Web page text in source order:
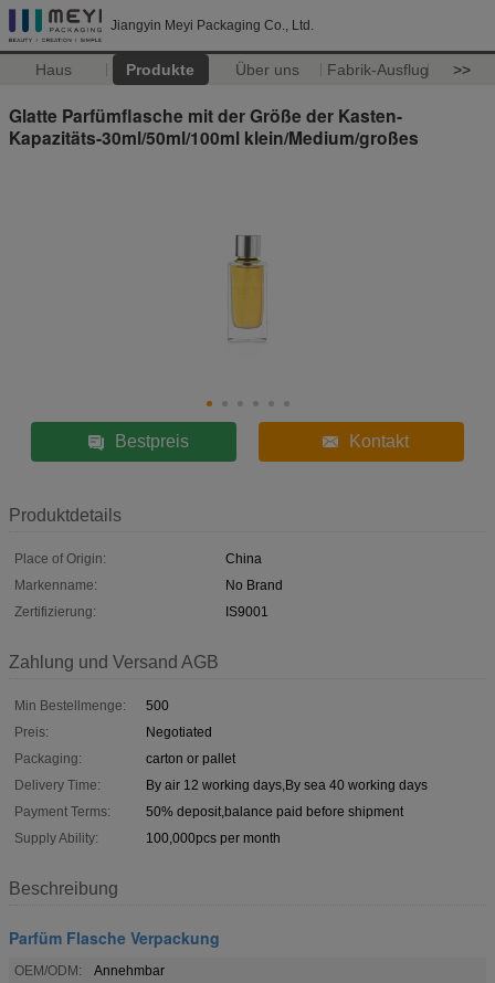
Jiangyin Meyi Packaging Co., Ltd.
Haus Produkte Über uns Fabrik-Ausflug >>
Glatte Parfümflasche mit der Größe der Kasten-
Kapazitäts-30ml/50ml/100ml klein/Medium/großes
Bestpreis Kontakt
Produktdetails
Place of Origin:
China
Markenname:
No Brand
Zertifizierung:
IS9001
Zahlung und Versand AGB
Min Bestellmenge:
500
Preis:
Negotiated
Packaging:
carton or pallet
Delivery Time:
By air 12 working days,By sea 40 working days
Payment Terms:
50% deposit,balance paid before shipment
Supply Ability:
100,000pcs per month
Beschreibung
Parfüm Flasche Verpackung
OEM/ODM:
Annehmbar